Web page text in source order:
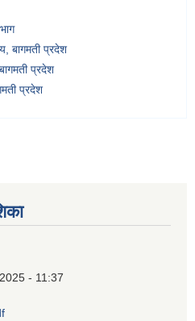
बागमती प्रदेश
प्रदेश
प्रदेश
- 11:37